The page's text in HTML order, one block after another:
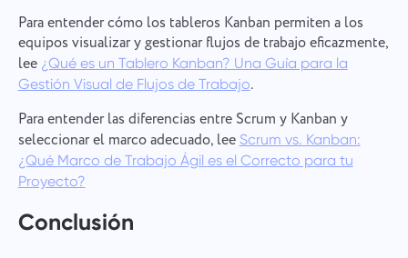
Para entender cómo los tableros Kanban permiten a los
equipos visualizar y gestionar flujos de trabajo eficazmente,
lee ¿Qué es un Tablero Kanban? Una Guía para la
Gestión Visual de Flujos de Trabajo.
Para entender las diferencias entre Scrum y Kanban y
seleccionar el marco adecuado, leeScrum vs. Kanban:
¿Qué Marco de Trabajo Ágil es el Correcto para tu
Proyecto?
Conclusión